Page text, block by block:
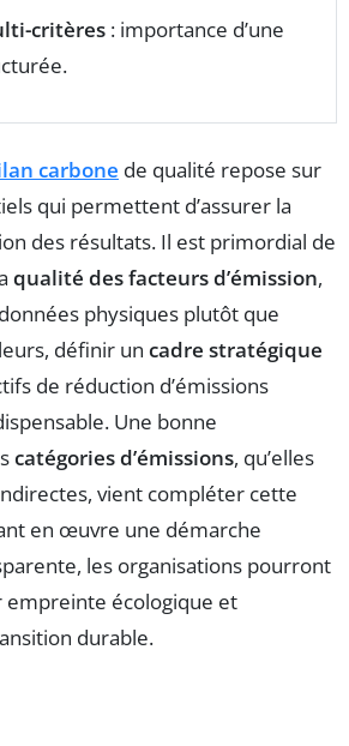
critères : importance d’une
carbone de qualité repose sur
qui permettent d’assurer la
des résultats. Il est primordial de
qualité des facteurs d’émission,
physiques plutôt que
définir un cadre stratégique
de réduction d’émissions
Une bonne
catégories d’émissions, qu’elles
vient compléter cette
en œuvre une démarche
les organisations pourront
écologique et
durable.